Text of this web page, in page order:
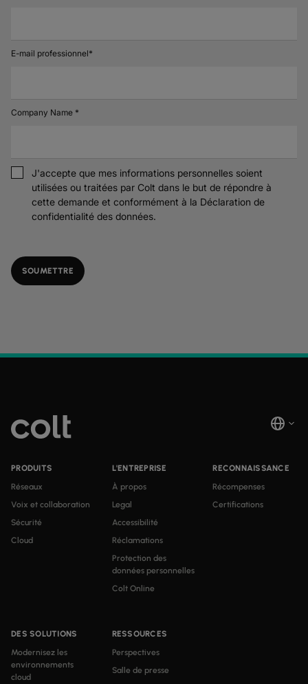
E-mail professionnel*
Company Name *
J'accepte que mes informations personnelles soient
utilisées ou traitées par Colt dans le but de répondre à
cette demande et conformément à la Déclaration de
confidentialité des données.
PRODUITS
Réseaux
Voix et collaboration
Sécurité
Cloud
DES SOLUTIONS
Modernisez les
environnements
cloud
RESSOURCES
Perspectives
Salle de presse
L'ENTREPRISE
À propos
Legal
Accessibilité
Réclamations
Protection des
données personnelles
Colt Online
RECONNAISSANCE
Récompenses
Certifications